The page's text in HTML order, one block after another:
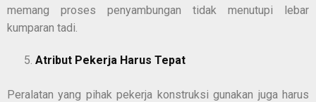
memang proses penyambungan tidak menutupi lebar
kumparan tadi.
Atribut Pekerja Harus Tepat
Peralatan yang pihak pekerja konstruksi gunakan juga harus